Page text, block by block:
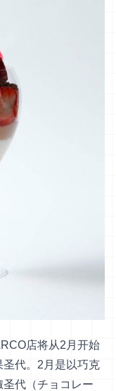
店将从2月开始
代。2月是以巧克
代（チョコレー